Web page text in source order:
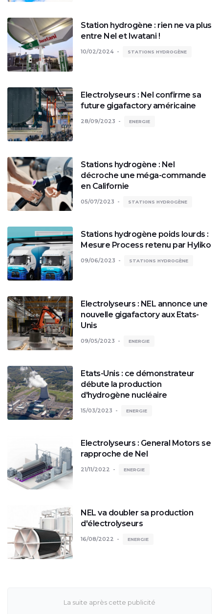
Station hydrogène : rien ne va plus
entre Nel et Iwatani !
10/02/2024 STATIONS HYDROGÈNE
Electrolyseurs : Nel confirme sa
future gigafactory américaine
28/09/2023 ENERGIE
Stations hydrogène : Nel
décroche une méga-commande
en Californie
05/07/2023 STATIONS HYDROGÈNE
Stations hydrogène poids lourds :
Mesure Process retenu par Hyliko
09/06/2023 STATIONS HYDROGÈNE
Electrolyseurs : NEL annonce une
nouvelle gigafactory aux Etats-
Unis
09/05/2023 ENERGIE
Etats-Unis : ce démonstrateur
débute la production
d'hydrogène nucléaire
15/03/2023 ENERGIE
Electrolyseurs : General Motors se
rapproche de Nel
21/11/2022 ENERGIE
NEL va doubler sa production
d'électrolyseurs
16/08/2022 ENERGIE